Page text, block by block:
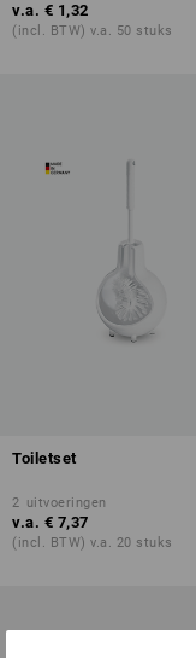
v.a. € 1,32
(incl. BTW) v.a. 50 stuks
Toiletset
2 uitvoeringen
v.a. € 7,37
(incl. BTW) v.a. 20 stuks